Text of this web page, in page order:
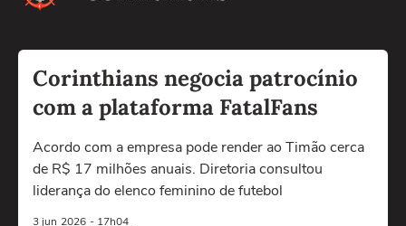
Corinthians negocia patrocínio
com a plataforma FatalFans
Acordo com a empresa pode render ao Timão cerca
de R$ 17 milhões anuais. Diretoria consultou
liderança do elenco feminino de futebol
3 jun 2026 - 17h04